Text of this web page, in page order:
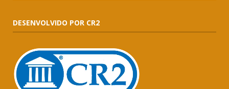
DESENVOLVIDO POR CR2